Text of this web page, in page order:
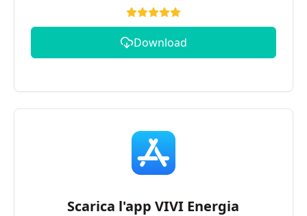
Download
Scarica l'app VIVI Energia